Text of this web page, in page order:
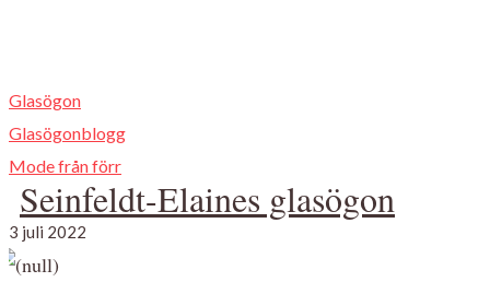
Glasögon
Glasögonblogg
Mode från förr
Seinfeldt-Elaines glasögon
3 juli 2022